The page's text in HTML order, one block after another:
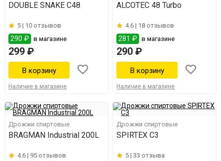
DOUBLE SNAKE C48
5 | 10 отзывов
290 ₽ в магазине
299 ₽
Наличие в магазине
ALCOTEC 48 Turbo
4.6 | 18 отзывов
281 ₽ в магазине
290 ₽
Наличие в магазине
Дрожжи спиртовые
BRAGMAN Industrial 200L
4.6 | 95 отзывов
Дрожжи спиртовые
SPIRTEX С3
5 |33 отзыва